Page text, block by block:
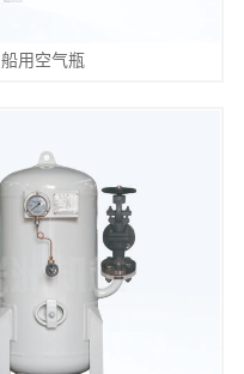
船用空气瓶